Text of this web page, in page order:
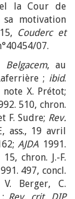
la Cour de
motivation
Couderc et
07.
Belgacem, au
; ibid.
X. Prétot;
510, chron.
F. Sudre; Rev.
ass., 19 avril
AJDA 1991.
chron. J.-F.
497, concl.
Berger, C.